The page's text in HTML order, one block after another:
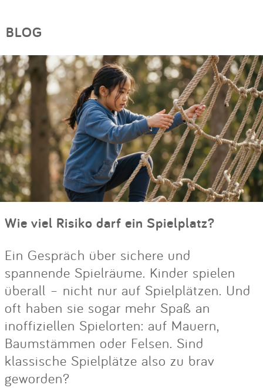
BLOG
Wie viel Risiko darf ein Spielplatz?
Ein Gespräch über sichere und
spannende Spielräume. Kinder spielen
überall – nicht nur auf Spielplätzen. Und
oft haben sie sogar mehr Spaß an
inoffiziellen Spielorten: auf Mauern,
Baumstämmen oder Felsen. Sind
klassische Spielplätze also zu brav
geworden?